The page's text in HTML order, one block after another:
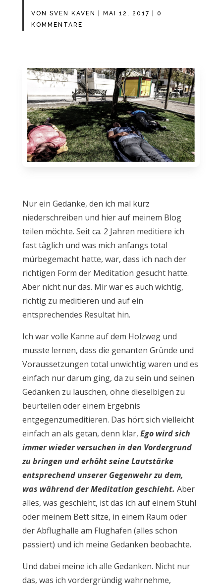
VON SVEN KAVEN MAI 12, 2017
0
KOMMENTARE
Nur ein Gedanke, den ich mal kurz
niederschreiben und hier auf meinem Blog
teilen möchte. Seit ca. 2 Jahren meditiere ich
fast täglich und was mich anfangs total
mürbegemacht hatte, war, dass ich nach der
richtigen Form der Meditation gesucht hatte.
Aber nicht nur das. Mir war es auch wichtig,
richtig zu meditieren und auf ein
entsprechendes Resultat hin.
Ich war volle Kanne auf dem Holzweg und
musste lernen, dass die genanten Gründe und
Voraussetzungen total unwichtig waren und es
einfach nur darum ging, da zu sein und seinen
Gedanken zu lauschen, ohne dieselbigen zu
beurteilen oder einem Ergebnis
entgegenzumeditieren. Das hört sich vielleicht
einfach an als getan, denn klar, Ego wird sich
immer wieder versuchen in den Vordergrund
zu bringen und erhöht seine Lautstärke
entsprechend unserer Gegenwehr zu dem,
was während der Meditation geschieht. Aber
alles, was geschieht, ist das ich auf einem Stuhl
oder meinem Bett sitze, in einem Raum oder
der Abflughalle am Flughafen (alles schon
passiert) und ich meine Gedanken beobachte.
Und dabei meine ich alle Gedanken. Nicht nur
das, was ich vordergründig wahrnehme,